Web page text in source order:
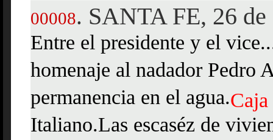
00008. SANTA FE, 26 de
Entre el presidente y el
homenaje al nadador Pedro
permanencia en el agua.Caja
Italiano.Las escaséz de